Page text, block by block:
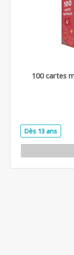
100 cartes
Dès 13 ans